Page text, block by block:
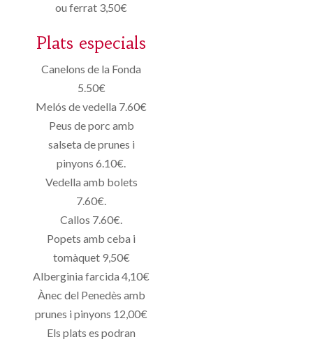
ou ferrat 3,50€
Plats especials
Canelons de la Fonda
5.50€
Melós de vedella 7.60€
Peus de porc amb
salseta de prunes i
pinyons 6.10€.
Vedella amb bolets
7.60€.
Callos 7.60€.
Popets amb ceba i
tomàquet 9,50€
Alberginia farcida 4,10€
Ànec del Penedès amb
prunes i pinyons 12,00€
Els plats es podran